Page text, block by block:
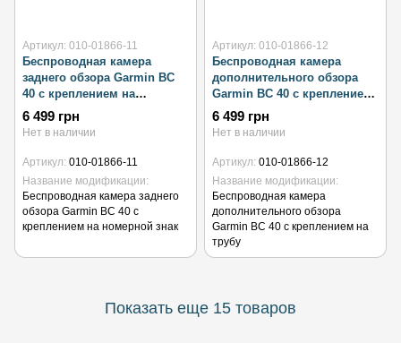
Артикул: 010-01866-11
Беспроводная камера
заднего обзора Garmin BC
40 с креплением на
номерной знак
6 499 грн
Нет в наличии
Артикул 010-01866-11
Название модификации
Беспроводная камера заднего
обзора Garmin BC 40 с
креплением на номерной знак
Артикул: 010-01866-12
Беспроводная камера
дополнительного обзора
Garmin BC 40 с креплением
на трубу
6 499 грн
Нет в наличии
Артикул 010-01866-12
Название модификации
Беспроводная камера
дополнительного обзора
Garmin BC 40 с креплением на
трубу
Показать еще 15 товаров